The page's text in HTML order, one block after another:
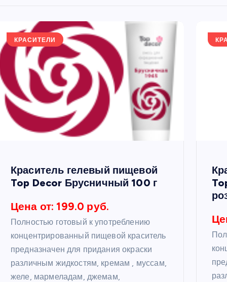
КРАСИТЕЛИ
Краситель гелевый пищевой
Top Decor Брусничный 100 г
Цена от: 199.0 руб.
Полностью готовый к употреблению
концентрированный пищевой краситель
предназначен для придания окраски
различным жидкостям, кремам , муссам,
желе, мармеладам, джемам,